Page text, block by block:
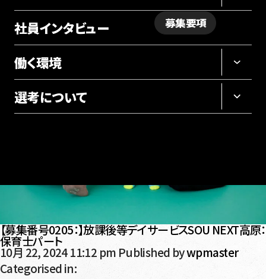
採用サイト
社員インタビュー
働く環境
選考について
募集要項
【募集番号0205：】放課後等デイサービスSOU NEXT高原：
保育士パート
10月 22, 2024 11:12 pm Published bywpmaster
Categorised in: